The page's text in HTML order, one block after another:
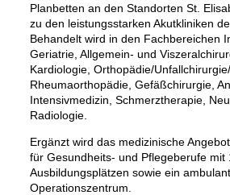
Planbetten an den Standorten St.
zu den leistungsstarken Akutkliniken
Behandelt wird in den Fachbereichen
Geriatrie, Allgemein- und
Kardiologie, Orthopädie/
Rheumaorthopädie, Gefäßchirurgie,
Intensivmedizin, Schmerztherapie,
Radiologie.
Ergänzt wird das medizinische
für Gesundheits- und Pflegeberufe mit
Ausbildungsplätzen sowie ein
Operationszentrum.